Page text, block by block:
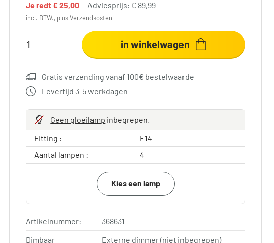
Je redt€ 25,00 Adviesprijs:€ 89,99
incl. BTW., plusVerzendkosten
in winkelwagen
Gratis verzending vanaf 100€ bestelwaarde
Levertijd 3-5 werkdagen
Geen gloeilamp inbegrepen.
Fitting :
E14
Aantal lampen :
4
Kies een lamp
Artikelnummer:
368631
Dimbaar
Externe dimmer (niet inbegrepen)